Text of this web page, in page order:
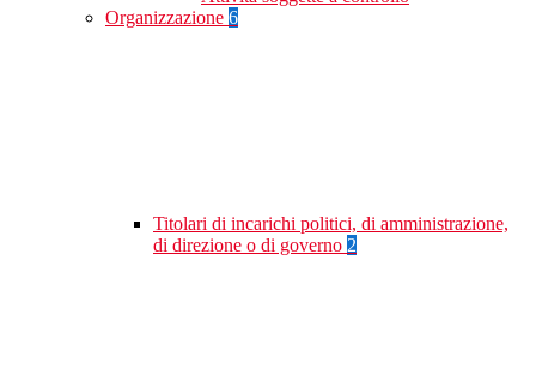
Organizzazione 6
Titolari di incarichi politici, di amministrazione,
di direzione o di governo 2